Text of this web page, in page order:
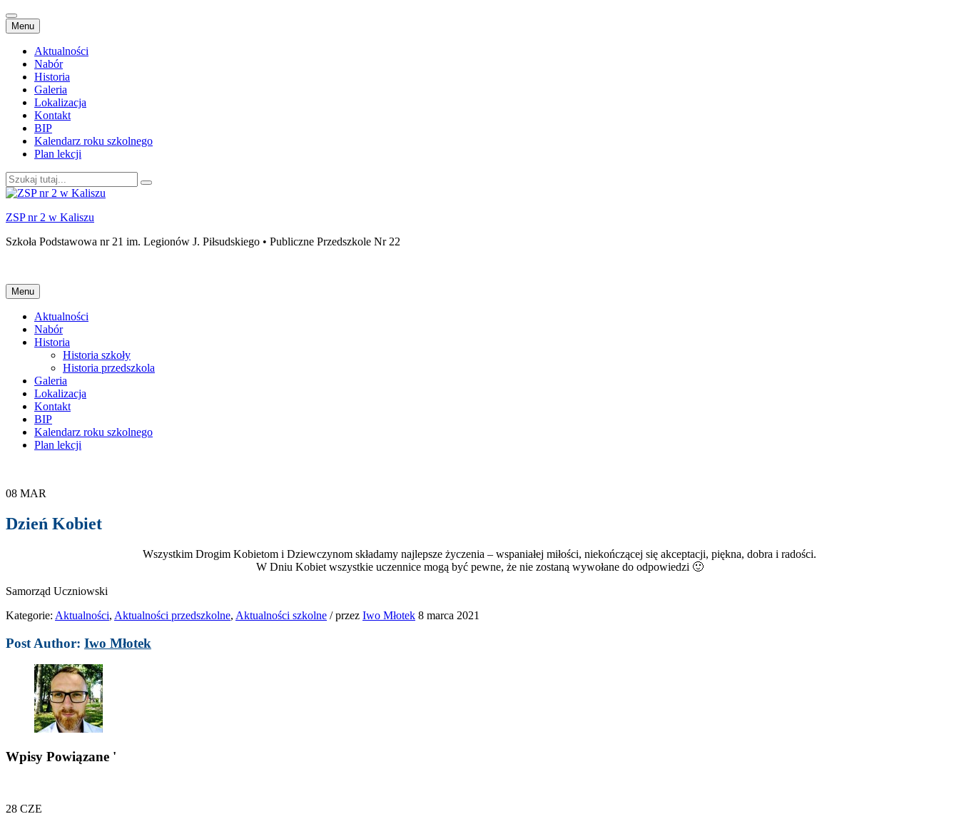
Menu Przejdź
do
treści
Aktualności
Nabór
Historia
Galeria
Lokalizacja
Kontakt
BIP
Kalendarz roku szkolnego
Plan lekcji
Szukaj:
ZSP nr 2 w Kaliszu
Szkoła Podstawowa nr 21 im. Legionów J. Piłsudskiego • Publiczne Przedszkole Nr 22
Menu Przejdź
do
treści
Aktualności
Nabór
Historia
Historia szkoły
Historia przedszkola
Galeria
Lokalizacja
Kontakt
BIP
Kalendarz roku szkolnego
Plan lekcji
08 MAR
Dzień Kobiet
Wszystkim Drogim Kobietom i Dziewczynom składamy najlepsze życzenia – wspaniałej miłości, niekończącej się akceptacji, piękna, dobra i radości.
W Dniu Kobiet wszystkie uczennice mogą być pewne, że nie zostaną wywołane do odpowiedzi 🙂
Samorząd Uczniowski
Kategorie: Aktualności, Aktualności przedszkolne, Aktualności szkolne /przez Iwo Młotek 8 marca 2021
Post Author: Iwo Młotek
Wpisy Powiązane '
28 CZE